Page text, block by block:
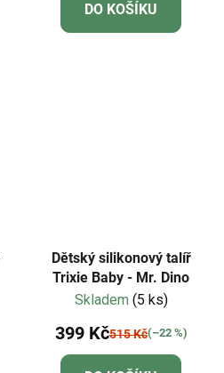
DO KOŠÍKU
Dětský silikonový talíř
Trixie Baby - Mr. Dino
Skladem (5 ks)
399 Kč515 Kč(–22 %)